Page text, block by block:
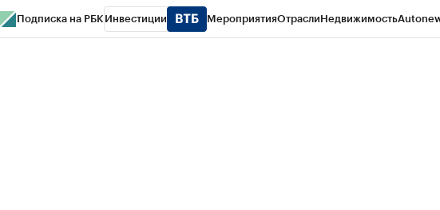
Подписка на РБК Инвестиции МероприятияОтраслиНедвижимость